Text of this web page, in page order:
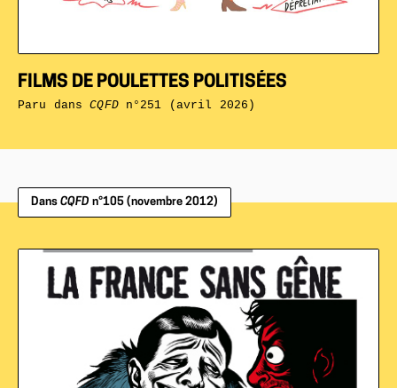
FILMS DE POULETTES POLITISÉES
Paru dansCQFDn°251 (avril 2026)
Dans CQFD n°105 (novembre 2012)